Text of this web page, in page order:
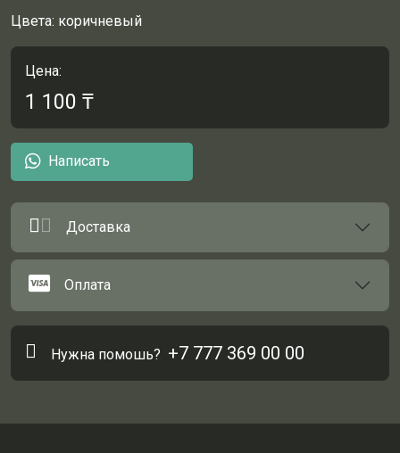
Цвета: коричневый
Цена:
1 100 ₸
Написать
Доставка
Оплата
Нужна помошь? +7 777 369 00 00